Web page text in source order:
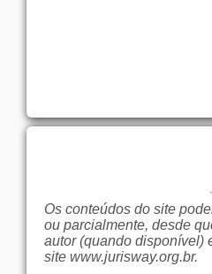
Os conteúdos do site
ou parcialmente, desde
autor (quando disponível)
site www.jurisway.org.br.